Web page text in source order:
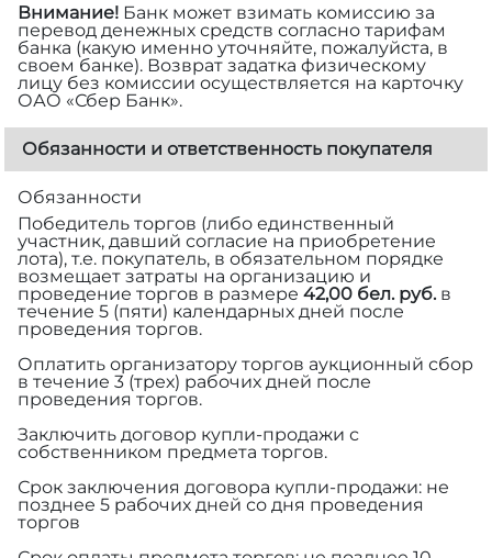
Внимание! Банк может взимать комиссию за
перевод денежных средств согласно тарифам
банка (какую именно уточняйте, пожалуйста, в
своем банке). Возврат задатка физическому
лицу без комиссии осуществляется на карточку
ОАО «Сбер Банк».
Обязанности и ответственность покупателя
Обязанности
Победитель торгов (либо единственный
участник, давший согласие на приобретение
лота), т.е. покупатель, в обязательном порядке
возмещает затраты на организацию и
проведение торгов в размере 42,00 бел. руб.в
течение 5 (пяти) календарных дней после
проведения торгов.
Оплатить организатору торгов аукционный сбор
в течение 3 (трех) рабочих дней после
проведения торгов.
Заключить договор купли-продажи с
собственником предмета торгов.
Срок заключения договора купли-продажи: не
позднее 5 рабочих дней со дня проведения
торгов